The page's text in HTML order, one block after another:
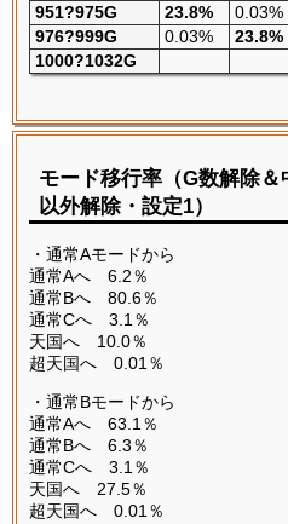
951?975G
23.8% 0.03%
976?999G
0.03% 23.8%
1000?1032G
モード移行率（G数解除
以外解除・設定1）
・通常Aモードから
通常Aへ 6.2％
通常Bへ 80.6％
通常Cへ 3.1％
天国へ 10.0％
超天国へ 0.01％
・通常Bモードから
通常Aへ 63.1％
通常Bへ 6.3％
通常Cへ 3.1％
天国へ 27.5％
超天国へ 0.01％